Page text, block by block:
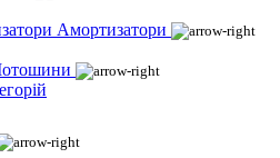
Амортизатори